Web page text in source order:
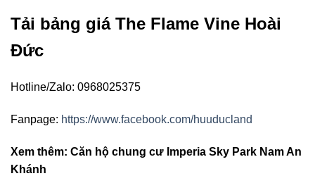
Tải bảng giá The Flame Vine Hoài
Đức
Hotline/Zalo: 0968025375
Fanpage: https://www.facebook.com/huuducland
Xem thêm: Căn hộ chung cư Imperia Sky Park Nam An
Khánh